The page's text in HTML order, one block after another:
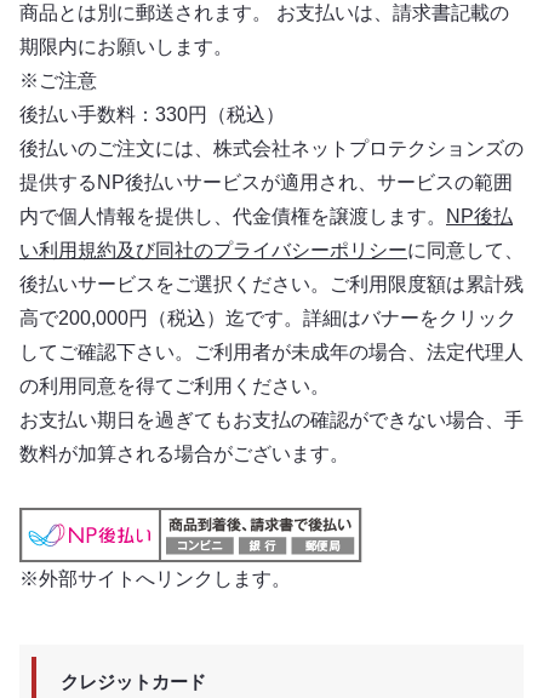
商品とは別に郵送されます。 お支払いは、請求書記載の
期限内にお願いします。
※ご注意
後払い手数料：330円（税込）
後払いのご注文には、株式会社ネットプロテクションズの
提供するNP後払いサービスが適用され、サービスの範囲
内で個人情報を提供し、代金債権を譲渡します。
NP後払
い利用規約及び同社のプライバシーポリシーに同意して、
後払いサービスをご選択ください。ご利用限度額は累計残
高で200,000円（税込）迄です。詳細はバナーをクリック
してご確認下さい。ご利用者が未成年の場合、法定代理人
の利用同意を得てご利用ください。
お支払い期日を過ぎてもお支払の確認ができない場合、手
数料が加算される場合がございます。
※外部サイトへリンクします。
クレジットカード